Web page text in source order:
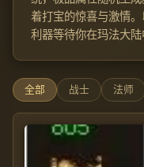
着打宝的惊喜与激情
利器等待你在玛法大陆
全部 战士 法师